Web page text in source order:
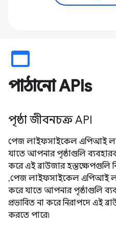
web_asset
পাঠানো APIs
পৃষ্ঠা জীবনচক্র API
পেজ লাইফসাইকেল এপিআই
যাতে আপনার পৃষ্ঠাগুলি
করে এই ব্রাউজার হস্তক্ষেপগুলি
,পেজ লাইফসাইকেল এপিআই
করে যাতে আপনার পৃষ্ঠাগুলি
প্রভাবিত না করে নিরাপদে এই
করতে পারে৷